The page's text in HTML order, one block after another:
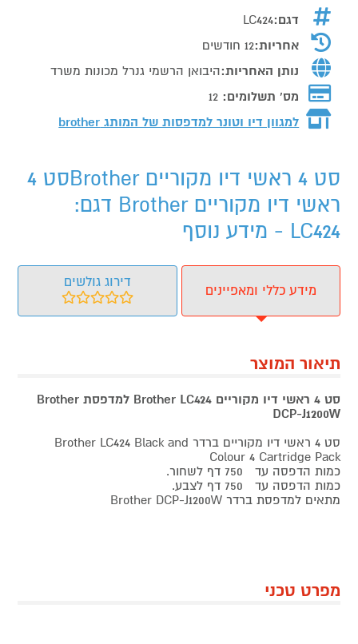
דגם:LC424
אחריות:12 חודשים
נותן האחריות:היבואן הרשמי גנרל מכונות משרד
מס' תשלומים: 12
למגוון דיו וטונר למדפסות של המותג brother
סט 4 ראשי דיו מקוריים Brotherסט 4
ראשי דיו מקוריים Brother דגם:
LC424 - מידע נוסף
מידע כללי ומאפיינים
דירוג גולשים
תיאור המוצר
סט 4 ראשי דיו מקוריים Brother LC424 למדפסת Brother
DCP-J1200W
סט 4 ראשי דיו מקוריים ברדר Brother LC424 Black and
Colour 4 Cartridge Pack
כמות הדפסה עד 750 דף לשחור.
כמות הדפסה עד 750 דף לצבע.
מתאים למדפסת ברדר Brother DCP-J1200W
מפרט טכני